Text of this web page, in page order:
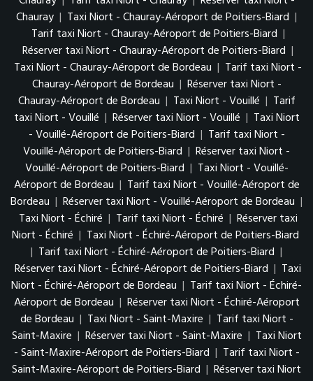
Chauray | Taxi Niort - Chauray-Aéroport de Poitiers-Biard |
Tarif taxi Niort - Chauray-Aéroport de Poitiers-Biard |
Réserver taxi Niort - Chauray-Aéroport de Poitiers-Biard |
Taxi Niort - Chauray-Aéroport de Bordeau | Tarif taxi Niort -
Chauray-Aéroport de Bordeau | Réserver taxi Niort -
Chauray-Aéroport de Bordeau | Taxi Niort - Vouillé | Tarif
taxi Niort - Vouillé | Réserver taxi Niort - Vouillé | Taxi Niort
- Vouillé-Aéroport de Poitiers-Biard | Tarif taxi Niort -
Vouillé-Aéroport de Poitiers-Biard | Réserver taxi Niort -
Vouillé-Aéroport de Poitiers-Biard | Taxi Niort - Vouillé-
Aéroport de Bordeau | Tarif taxi Niort - Vouillé-Aéroport de
Bordeau | Réserver taxi Niort - Vouillé-Aéroport de Bordeau |
Taxi Niort - Échiré | Tarif taxi Niort - Échiré | Réserver taxi
Niort - Échiré | Taxi Niort - Échiré-Aéroport de Poitiers-Biard
| Tarif taxi Niort - Échiré-Aéroport de Poitiers-Biard |
Réserver taxi Niort - Échiré-Aéroport de Poitiers-Biard | Taxi
Niort - Échiré-Aéroport de Bordeau | Tarif taxi Niort - Échiré-
Aéroport de Bordeau | Réserver taxi Niort - Échiré-Aéroport
de Bordeau | Taxi Niort - Saint-Maxire | Tarif taxi Niort -
Saint-Maxire | Réserver taxi Niort - Saint-Maxire | Taxi Niort
- Saint-Maxire-Aéroport de Poitiers-Biard | Tarif taxi Niort -
Saint-Maxire-Aéroport de Poitiers-Biard | Réserver taxi Niort